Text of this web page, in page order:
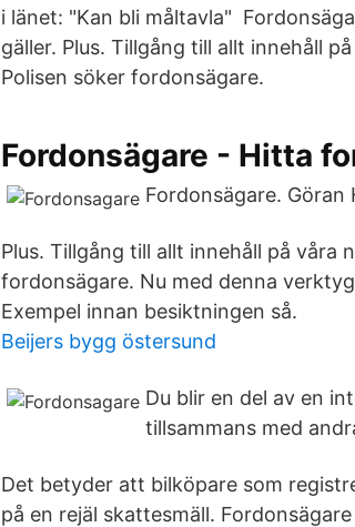
i länet: "Kan bli måltavla"
gäller. Plus. Tillgång till allt innehåll
Polisen söker fordonsägare.
Fordonsägare - Hitta
Fordonsägare. Göran
Plus. Tillgång till allt innehåll på
fordonsägare. Nu med denna
Exempel innan besiktningen så.
Beijers bygg östersund
Du blir en del av en
tillsammans med
Det betyder att bilköpare som
på en rejäl skattesmäll.